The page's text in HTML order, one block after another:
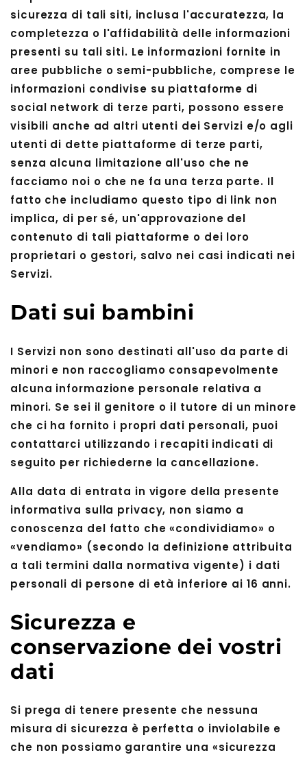
sicurezza di tali siti, inclusa l'accuratezza, la
completezza o l'affidabilità delle informazioni
presenti su tali siti. Le informazioni fornite in
aree pubbliche o semi-pubbliche, comprese le
informazioni condivise su piattaforme di
social network di terze parti, possono essere
visibili anche ad altri utenti dei Servizi e/o agli
utenti di dette piattaforme di terze parti,
senza alcuna limitazione all'uso che ne
facciamo noi o che ne fa una terza parte. Il
fatto che includiamo questo tipo di link non
implica, di per sé, un'approvazione del
contenuto di tali piattaforme o dei loro
proprietari o gestori, salvo nei casi indicati nei
Servizi.
Dati sui bambini
I Servizi non sono destinati all'uso da parte di
minori e non raccogliamo consapevolmente
alcuna informazione personale relativa a
minori. Se sei il genitore o il tutore di un minore
che ci ha fornito i propri dati personali, puoi
contattarci utilizzando i recapiti indicati di
seguito per richiederne la cancellazione.
Alla data di entrata in vigore della presente
informativa sulla privacy, non siamo a
conoscenza del fatto che «condividiamo» o
«vendiamo» (secondo la definizione attribuita
a tali termini dalla normativa vigente) i dati
personali di persone di età inferiore ai 16 anni.
Sicurezza e
conservazione dei vostri
dati
Si prega di tenere presente che nessuna
misura di sicurezza è perfetta o inviolabile e
che non possiamo garantire una «sicurezza